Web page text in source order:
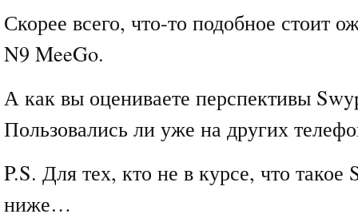
Скорее всего, что-то подобное стоит
N9 MeeGo.
А как вы оцениваете перспективы
Пользовались ли уже на других
P.S. Для тех, кто не в курсе, что такое
ниже…